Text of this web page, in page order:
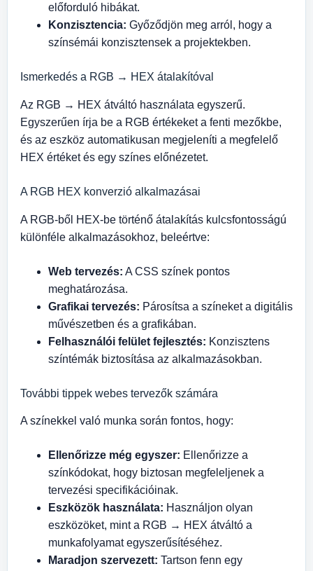
előforduló hibákat.
Konzisztencia: Győződjön meg arról, hogy a
színsémái konzisztensek a projektekben.
Ismerkedés a RGB → HEX átalakítóval
Az RGB → HEX átváltó használata egyszerű.
Egyszerűen írja be a RGB értékeket a fenti mezőkbe,
és az eszköz automatikusan megjeleníti a megfelelő
HEX értéket és egy színes előnézetet.
A RGB HEX konverzió alkalmazásai
A RGB-ből HEX-be történő átalakítás kulcsfontosságú
különféle alkalmazásokhoz, beleértve:
Web tervezés: A CSS színek pontos
meghatározása.
Grafikai tervezés: Párosítsa a színeket a digitális
művészetben és a grafikában.
Felhasználói felület fejlesztés: Konzisztens
színtémák biztosítása az alkalmazásokban.
További tippek webes tervezők számára
A színekkel való munka során fontos, hogy:
Ellenőrizze még egyszer: Ellenőrizze a
színkódokat, hogy biztosan megfeleljenek a
tervezési specifikációinak.
Eszközök használata: Használjon olyan
eszközöket, mint a RGB → HEX átváltó a
munkafolyamat egyszerűsítéséhez.
Maradjon szervezett: Tartson fenn egy